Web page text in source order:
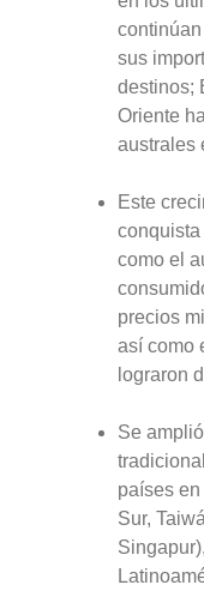
sus
destinos;
Oriente
australes
Este
como el
precios
así como
lograron
Se
países
Sur,